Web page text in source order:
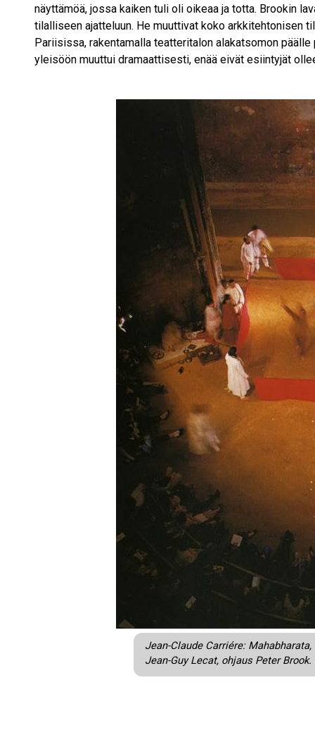
näyttämöä, jossa kaiken tuli oli oikeaa ja totta. Brookin
tilalliseen ajatteluun. He muuttivat koko arkkitehtonisen
Pariisissa, rakentamalla teatteritalon alakatsomon
yleisöön muuttui dramaattisesti, enää eivät esiintyjät
Jean-Claude Carriére:
Jean-Guy Lecat, ohjaus Peter